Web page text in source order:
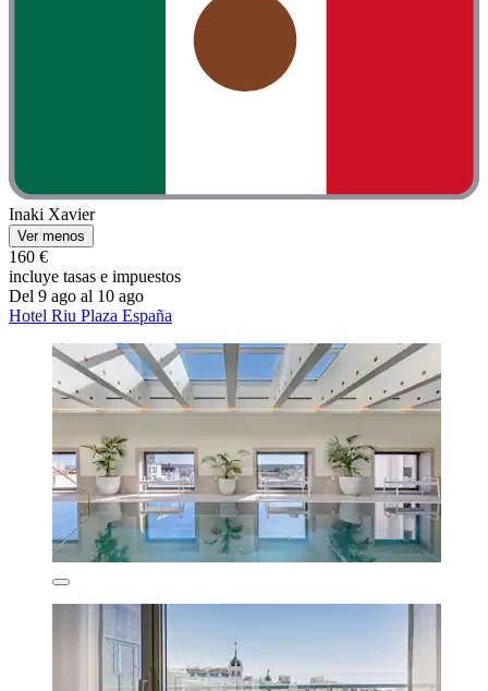
Inaki Xavier
Ver menos
160 €
incluye tasas e impuestos
Del 9 ago al 10 ago
Hotel Riu Plaza España